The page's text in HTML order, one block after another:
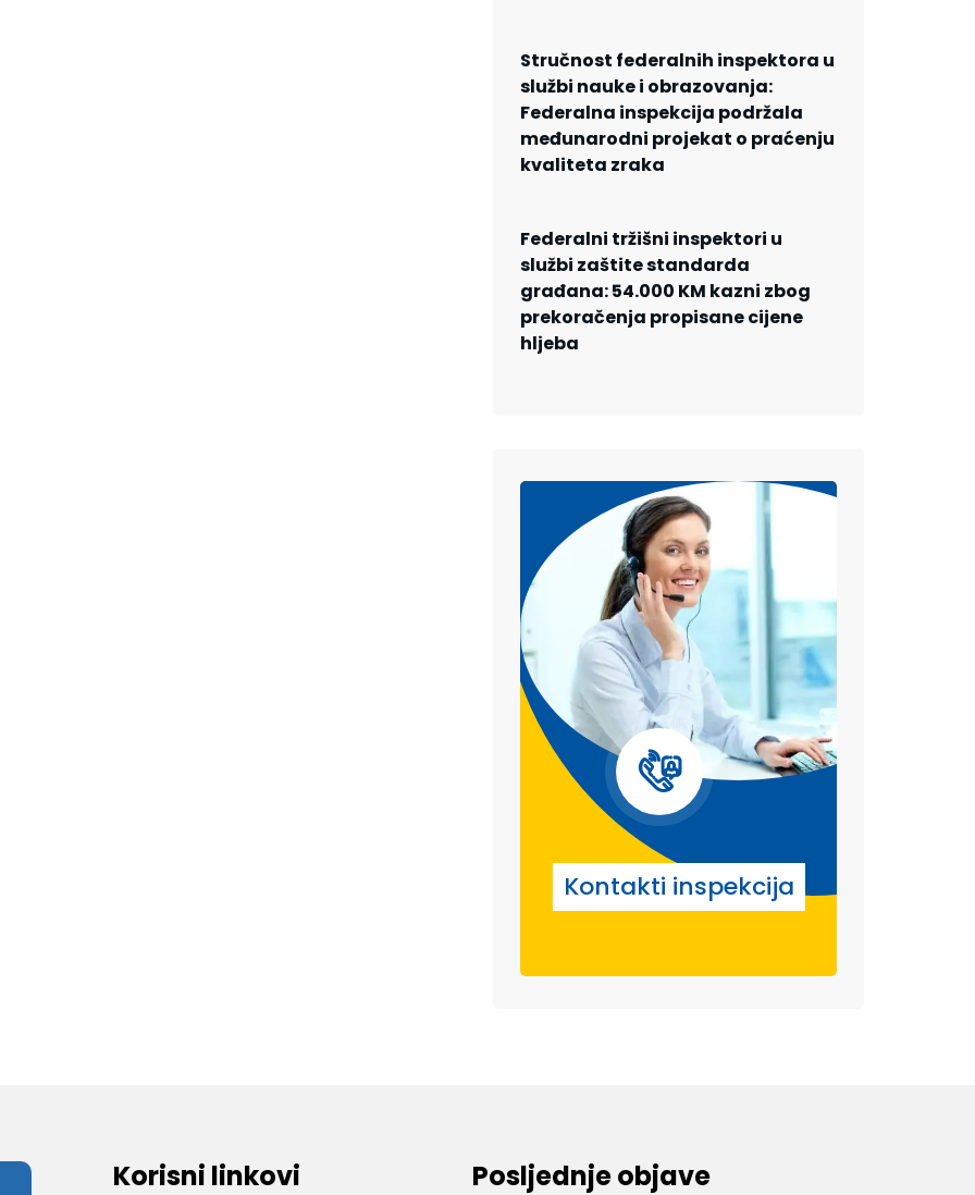
Stručnost federalnih inspektora u
službi nauke i obrazovanja:
Federalna inspekcija podržala
međunarodni projekat o praćenju
kvaliteta zraka
Federalni tržišni inspektori u
službi zaštite standarda
građana: 54.000 KM kazni zbog
prekoračenja propisane cijene
hljeba
Kontakti inspekcija
Korisni linkovi Posljednje objave